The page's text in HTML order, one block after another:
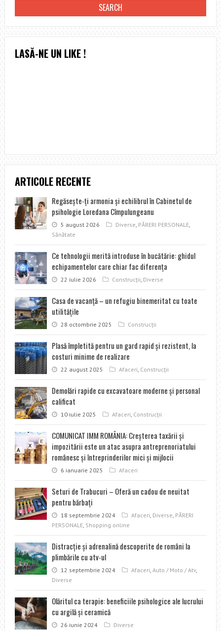
LASĂ-NE UN LIKE !
ARTICOLE RECENTE
Regăseşte-ţi armonia şi echilibrul în Cabinetul de
psihologie Loredana Cîmpulungeanu
5 august 2026 Diverse PĂRERI PERSONALE,
Sănătate
Ce tehnologii merită introduse în bucătărie: ghidul
echipamentelor care chiar fac diferența
22 iulie 2026 Construcţii Diverse
Casa de vacanţă – un refugiu binemeritat cu toate
utilităţile
28 octombrie 2025 Construcţii
Plasă împletită pentru un gard rapid şi rezistent, la
costuri minime de realizare
22 august 2025 Afaceri Construcţii
Demolări rapide cu excavatoare moderne şi personal
calificat
10 iulie 2025 Afaceri Construcţii
COMUNICAT IMM ROMÂNIA: Creșterea taxării și
impozitării este un atac asupra antreprenoriatului
românesc și întreprinderilor mici și mijlocii
6 ianuarie 2025 Afaceri
Seturi de Trabucuri – Oferă un cadou de neuitat
pentru bărbați
18 septembrie 2024 Afaceri Diverse PĂRERI
PERSONALE, Shopping online
Distracţie şi adrenalină descoperite de români la
plimbările cu atv-ul
12 septembrie 2024 Afaceri Auto / Moto / Atv,
Diverse
Olăritul ca terapie: beneficiile psihologice ale lucrului
cu argilă și ceramică
26 iunie 2024 Diverse